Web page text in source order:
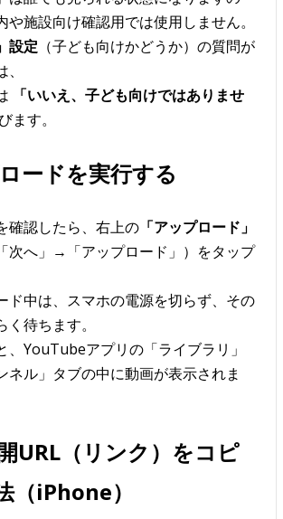
や施設向け確認用では使用しません。
設定 （子ども向けかどうか）の質問が
「いいえ、子ども向けではありませ
ます。
ードを実行する
確認したら、右上の 「アップロード」
次へ」→「アップロード」）をタップ
ド中は、スマホの電源を切らず、その
く待ちます。
、YouTubeアプリの「ライブラリ」
ネル」タブの中に動画が表示されま
URL（リンク）をコピ
（iPhone）